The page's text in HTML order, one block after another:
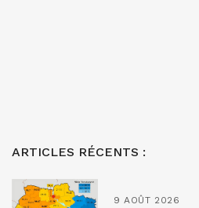
ARTICLES RÉCENTS :
9 AOÛT 2026